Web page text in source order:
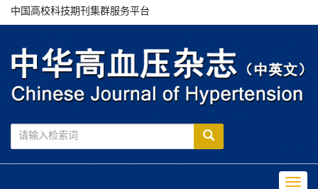
中国高校科技期刊集群服务平台